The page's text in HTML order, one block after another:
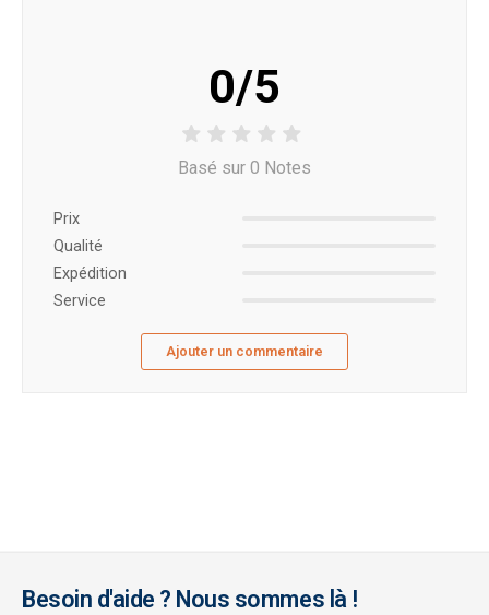
0/5
Basé sur 0 Notes
Prix ​​
Qualité
Expédition
Service
Ajouter un commentaire
Besoin d'aide ? Nous sommes là !